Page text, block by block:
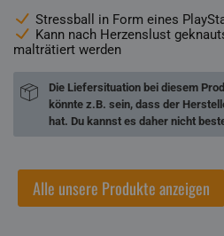
Stressball in Form eines
Kann nach Herzenslust
malträtiert werden
Die Liefersituation bei diesem
könnte z.B. sein, dass der
hat. Du kannst es daher nicht
Alle unsere Produkte anzeigen